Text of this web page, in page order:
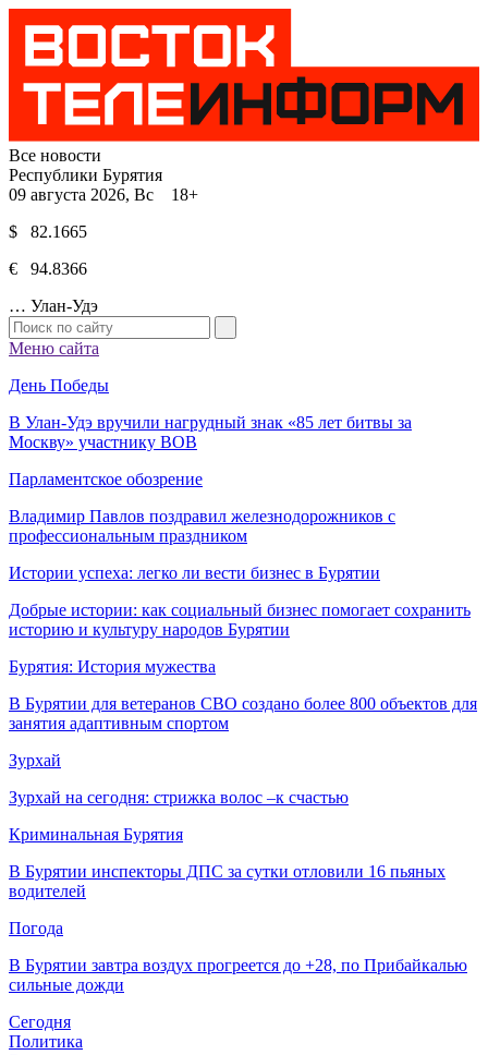
Все новости
Республики Бурятия
09 августа 2026, Вс 18+
$ 82.1665
€ 94.8366
… Улан-Удэ
Меню сайта
День Победы
В Улан-Удэ вручили нагрудный знак «85 лет битвы за
Москву» участнику ВОВ
Парламентское обозрение
Владимир Павлов поздравил железнодорожников с
профессиональным праздником
Истории успеха: легко ли вести бизнес в Бурятии
Добрые истории: как социальный бизнес помогает сохранить
историю и культуру народов Бурятии
Бурятия: История мужества
В Бурятии для ветеранов СВО создано более 800 объектов для
занятия адаптивным спортом
Зурхай
Зурхай на сегодня: стрижка волос –к счастью
Криминальная Бурятия
В Бурятии инспекторы ДПС за сутки отловили 16 пьяных
водителей
Погода
В Бурятии завтра воздух прогреется до +28, по Прибайкалью
сильные дожди
Сегодня
Политика